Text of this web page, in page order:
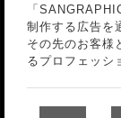
「
制作する広告を
その先のお客様
るプロフェッシ